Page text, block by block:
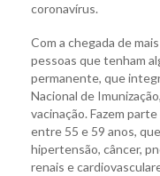
coronavírus.
Com a chegada de
pessoas que tenham
permanente, que
Nacional de
vacinação. Fazem
entre 55 e 59 anos,
hipertensão, câncer,
renais e